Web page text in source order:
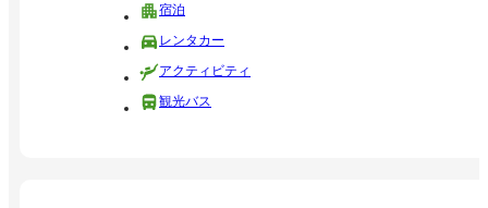
宿泊
レンタカー
アクティビティ
観光バス